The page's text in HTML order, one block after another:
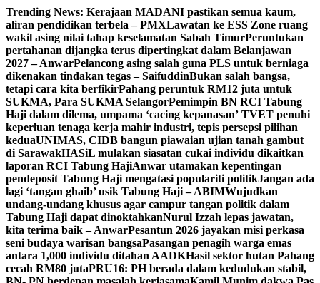
Skip
to
content
Trending News: Kerajaan MADANI pastikan semua kaum,
aliran pendidikan terbela – PMXLawatan ke ESS Zone ruang
wakil asing nilai tahap keselamatan Sabah TimurPeruntukan
pertahanan dijangka terus dipertingkat dalam Belanjawan
2027 – AnwarPelancong asing salah guna PLS untuk berniaga
dikenakan tindakan tegas – SaifuddinBukan salah bangsa,
tetapi cara kita berfikirPahang peruntuk RM12 juta untuk
SUKMA, Para SUKMA SelangorPemimpin BN RCI Tabung
Haji dalam dilema, umpama ‘cacing kepanasan’ TVET penuhi
keperluan tenaga kerja mahir industri, tepis persepsi pilihan
keduaUNIMAS, CIDB bangun piawaian ujian tanah gambut
di SarawakHASiL mulakan siasatan cukai individu dikaitkan
laporan RCI Tabung HajiAnwar utamakan kepentingan
pendeposit Tabung Haji mengatasi populariti politikJangan ada
lagi ‘tangan ghaib’ usik Tabung Haji – ABIMWujudkan
undang-undang khusus agar campur tangan politik dalam
Tabung Haji dapat dinoktahkanNurul Izzah lepas jawatan,
kita terima baik – AnwarPesantun 2026 jayakan misi perkasa
seni budaya warisan bangsaPasangan penagih warga emas
antara 1,000 individu ditahan AADKHasil sektor hutan Pahang
cecah RM80 jutaPRU16: PH berada dalam kedudukan stabil,